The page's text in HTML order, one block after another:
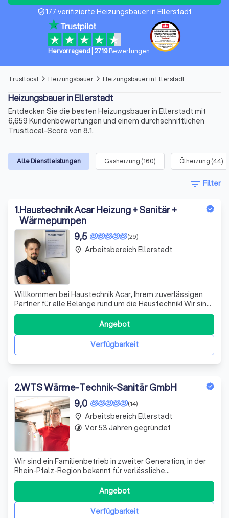
verified_user177 verifizierte Heizungsbauer in Ellerstadt
Hervorragend 2719Bewertungen
Trustlocal arrow_forward_ios Heizungsbauer arrow_forward_ios Heizungsbauer in Ellerstadt
Heizungsbauer in Ellerstadt
Entdecken Sie die besten Heizungsbauer in Ellerstadt mit
6,659 Kundenbewertungen und einem durchschnittlichen
Trustlocal-Score von 8.1.
Alle Dienstleistungen Gasheizung (160) Ölheizung (44)
filter_list Filter
1.Haustechnik Acar Heizung + Sanitär +
Wärmepumpen
(29)
9,5
Willkommen bei Haustechnik Acar, Ihrem zuverlässigen
Partner für alle Belange rund um die Haustechnik! Wir sind
stolz darauf, Ihnen maßgeschneiderte Lösungen
anzubieten, die auf Ihre individuellen Bedürfnisse
abgestimmt sind. Unser engagiertes Team aus
erfahrenen Fachleuten bringt nicht nur technisc
Verfügbarkeit
Angebot
place Arbeitsbereich Ellerstadt
2.WTS Wärme-Technik-Sanitär GmbH
(14)
9,0
Wir sind ein Familienbetrieb in zweiter Generation, in der
Rhein-Pfalz-Region bekannt für verlässliche
Handwerksarbeit, sowie unsere zukunftsgewandte und
lösungsorientierte Herangehensweise. Schon seit mehr
als 15 Jahren planen, installieren und warten wir
Wärmepumpen – und seit über zwei Jahrzehn
Verfügbarkeit
Angebot
place Arbeitsbereich Ellerstadt
timelapse Vor 53 Jahren gegründet